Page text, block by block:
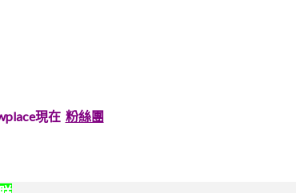
現在 粉絲團